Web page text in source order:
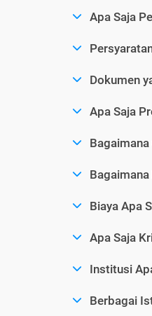
Apa Saja
Dokumen
Apa Saja
Bagaimana
Biaya Apa
Apa Saja
Institusi
Berbagai